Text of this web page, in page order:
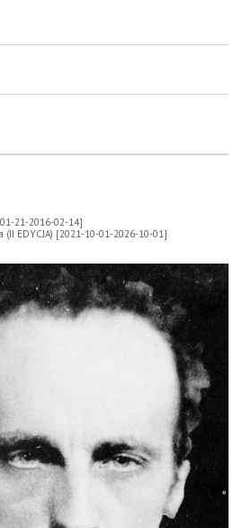
21-2016-02-14]
(II EDYCJA) [2021-10-01-2026-10-01]